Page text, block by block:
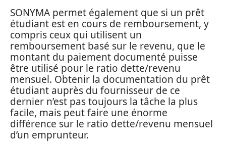
SONYMA permet également que si un prêt
étudiant est en cours de remboursement, y
compris ceux qui utilisent un
remboursement basé sur le revenu, que le
montant du paiement documenté puisse
être utilisé pour le ratio dette/revenu
mensuel. Obtenir la documentation du prêt
étudiant auprès du fournisseur de ce
dernier n’est pas toujours la tâche la plus
facile, mais peut faire une énorme
différence sur le ratio dette/revenu mensuel
d’un emprunteur.